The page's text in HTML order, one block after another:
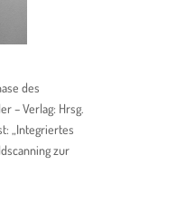
des
– Verlag: Hrsg.
„Integriertes
zur